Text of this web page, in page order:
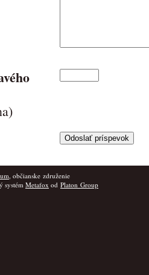
, občianske združenie
systém Metafox od Platon Group